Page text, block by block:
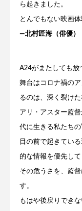
ら起きました。
とんでもない映画体
―北村匠海（俳優）
A24がまたしても放
舞台はコロナ禍の
るのは、深く裂けた
アリ・アスター監
代に生きる私たちの
目の前で起きてい
的な情報を優先して
その危うさを、監
す。
もはや後戻りでき